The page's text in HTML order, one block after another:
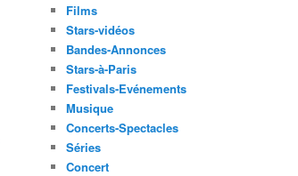
Films
Stars-vidéos
Bandes-Annonces
Stars-à-Paris
Festivals-Evénements
Musique
Concerts-Spectacles
Séries
Concert